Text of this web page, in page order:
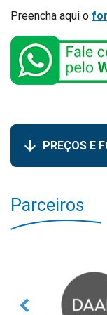
Preencha aqui o
PREÇOS E
Parceiros